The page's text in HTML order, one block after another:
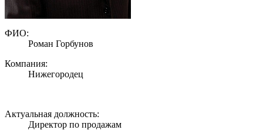
ФИО:
Роман Горбунов
Компания:
Нижегородец
Актуальная должность:
Директор по продажам